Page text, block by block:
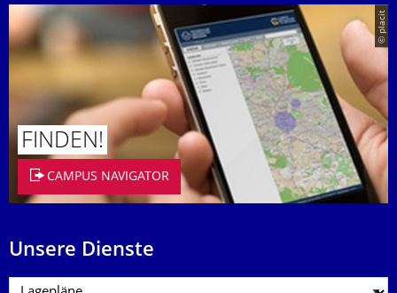
© placit
FINDEN!
CAMPUS NAVIGATOR
Unsere Dienste